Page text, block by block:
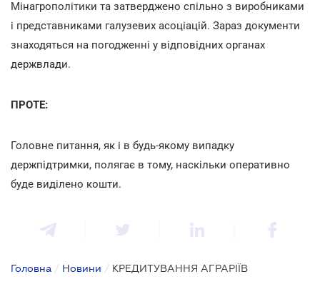
Мінагрополітики та затверджено спільно з виробниками
і представниками галузевих асоціацій. Зараз документи
знаходяться на погодженні у відповідних органах
держвлади.
ПРОТЕ:
Головне питання, як і в будь-якому випадку
держпідтримки, полягає в тому, наскільки оперативно
буде виділено кошти.
Головна / Новини / КРЕДИТУВАННЯ АГРАРІЇВ